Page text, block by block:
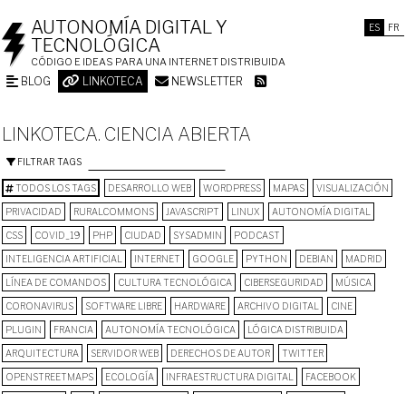
ES FR
AUTONOMÍA DIGITAL Y
TECNOLÓGICA
CÓDIGO E IDEAS PARA UNA INTERNET DISTRIBUIDA
BLOG LINKOTECA NEWSLETTER
LINKOTECA. CIENCIA ABIERTA
FILTRAR TAGS
TODOS LOS TAGS DESARROLLO WEB WORDPRESS MAPAS VISUALIZACIÓN
PRIVACIDAD RURALCOMMONS JAVASCRIPT LINUX AUTONOMÍA DIGITAL
CSS COVID_19 PHP CIUDAD SYSADMIN PODCAST
INTELIGENCIA ARTIFICIAL INTERNET GOOGLE PYTHON DEBIAN MADRID
LÍNEA DE COMANDOS CULTURA TECNOLÓGICA CIBERSEGURIDAD MÚSICA
CORONAVIRUS SOFTWARE LIBRE HARDWARE ARCHIVO DIGITAL CINE
PLUGIN FRANCIA AUTONOMÍA TECNOLÓGICA LÓGICA DISTRIBUIDA
ARQUITECTURA SERVIDOR WEB DERECHOS DE AUTOR TWITTER
OPENSTREETMAPS ECOLOGÍA INFRAESTRUCTURA DIGITAL FACEBOOK